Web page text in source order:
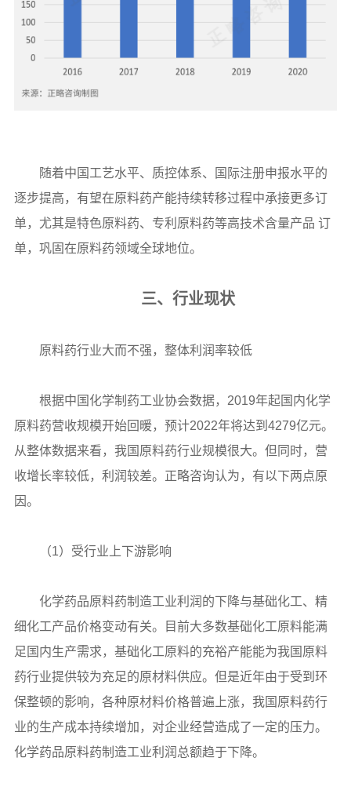
随着中国工艺水平、质控体系、国际注册申报水平的
逐步提高，有望在原料药产能持续转移过程中承接更多订
单，尤其是特色原料药、专利原料药等高技术含量产品 订
单，巩固在原料药领域全球地位。
三、行业现状
原料药行业大而不强，整体利润率较低
根据中国化学制药工业协会数据，2019年起国内化学
原料药营收规模开始回暖，预计2022年将达到4279亿元。
从整体数据来看，我国原料药行业规模很大。但同时，营
收增长率较低，利润较差。正略咨询认为，有以下两点原
因。
（1）受行业上下游影响
化学药品原料药制造工业利润的下降与基础化工、精
细化工产品价格变动有关。目前大多数基础化工原料能满
足国内生产需求，基础化工原料的充裕产能能为我国原料
药行业提供较为充足的原材料供应。但是近年由于受到环
保整顿的影响，各种原材料价格普遍上涨，我国原料药行
业的生产成本持续增加，对企业经营造成了一定的压力。
化学药品原料药制造工业利润总额趋于下降。